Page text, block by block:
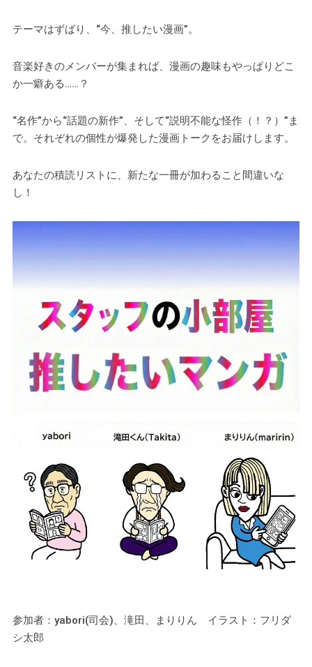
テーマはずばり、“今、推したい漫画”。
音楽好きのメンバーが集まれば、漫画の趣味もやっぱりどこ
か一癖ある……？
“名作”から“話題の新作”、そして“説明不能な怪作（！？）”ま
で。それぞれの個性が爆発した漫画トークをお届けします。
あなたの積読リストに、新たな一冊が加わること間違いな
し！
参加者：yabori(司会)、滝田、まりりん イラスト：フリダ
シ太郎